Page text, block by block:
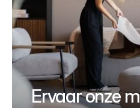
Ervaar onze